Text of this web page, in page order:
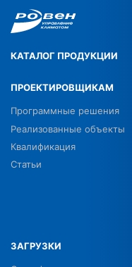
КАТАЛОГ ПРОДУКЦИИ
ПРОЕКТИРОВЩИКАМ
Программные решения
Реализованные объекты
Квалификация
Статьи
ЗАГРУЗКИ